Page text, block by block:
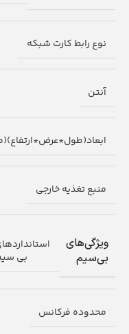
نوع رابط کارت شبکه
آنتن
منبع تغذیه خارجی
ویژگی‌های
بی‌سیم
بی
محدوده فرکانس